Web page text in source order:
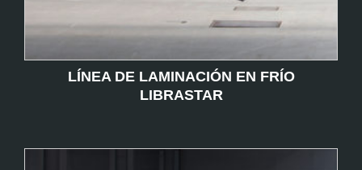
LÍNEA DE LAMINACIÓN EN FRÍO
LIBRASTAR